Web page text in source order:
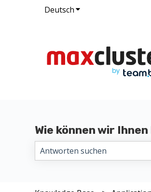
DeutschUntermenü für
Wie können wir